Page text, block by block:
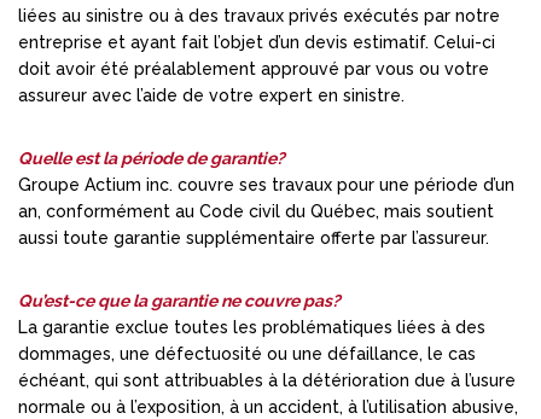
liées au sinistre ou à des travaux privés exécutés par notre
entreprise et ayant fait l’objet d’un devis estimatif. Celui-ci
doit avoir été préalablement approuvé par vous ou votre
assureur avec l’aide de votre expert en sinistre.
Quelle est la période de garantie?
Groupe Actium inc. couvre ses travaux pour une période d’un
an, conformément au Code civil du Québec, mais soutient
aussi toute garantie supplémentaire offerte par l’assureur.
Qu’est-ce que la garantie ne couvre pas?
La garantie exclue toutes les problématiques liées à des
dommages, une défectuosité ou une défaillance, le cas
échéant, qui sont attribuables à la détérioration due à l’usure
normale ou à l’exposition, à un accident, à l’utilisation abusive,